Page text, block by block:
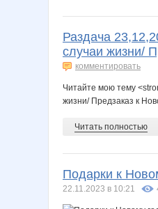
Раздача
случаи жизни/
комментировать
Читайте мою тему
жизни/ Предзаказ к
Читать полностью
Подарки к
22.11.2023 в 10:21